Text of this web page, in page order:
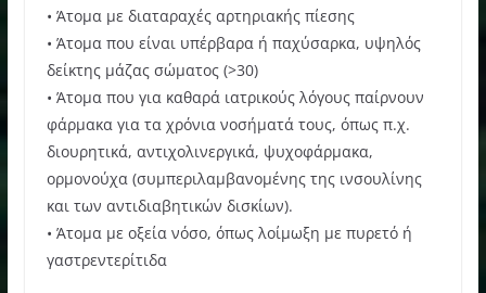
• Άτομα με διαταραχές αρτηριακής πίεσης
• Άτομα που είναι υπέρβαρα ή παχύσαρκα, υψηλός
δείκτης μάζας σώματος (>30)
• Άτομα που για καθαρά ιατρικούς λόγους παίρνουν
φάρμακα για τα χρόνια νοσήματά τους, όπως π.χ.
διουρητικά, αντιχολινεργικά, ψυχοφάρμακα,
ορμονούχα (συμπεριλαμβανομένης της ινσουλίνης
και των αντιδιαβητικών δισκίων).
• Άτομα με οξεία νόσο, όπως λοίμωξη με πυρετό ή
γαστρεντερίτιδα